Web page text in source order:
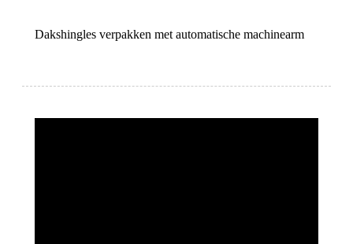
Dakshingles verpakken met automatische machinearm